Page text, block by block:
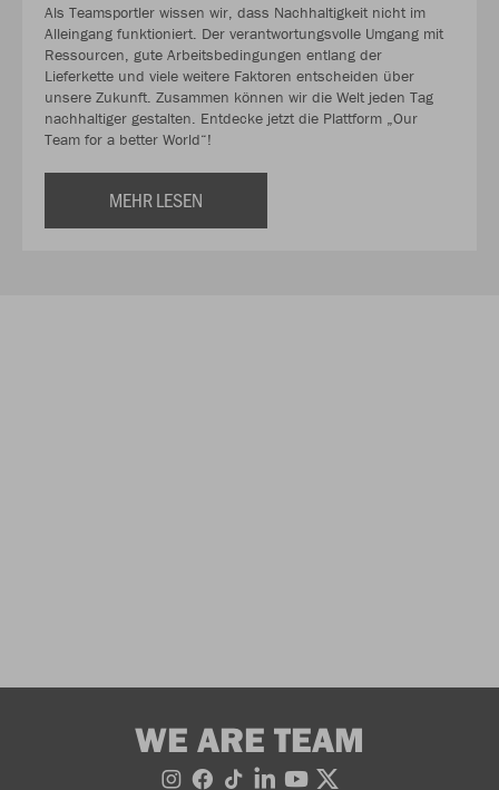
Als Teamsportler wissen wir, dass Nachhaltigkeit nicht im
Alleingang funktioniert. Der verantwortungsvolle Umgang mit
Ressourcen, gute Arbeitsbedingungen entlang der
Lieferkette und viele weitere Faktoren entscheiden über
unsere Zukunft. Zusammen können wir die Welt jeden Tag
nachhaltiger gestalten. Entdecke jetzt die Plattform „Our
Team for a better World“!
MEHR LESEN
WE ARE TEAM